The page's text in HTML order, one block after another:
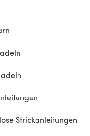
Strickanleitungen